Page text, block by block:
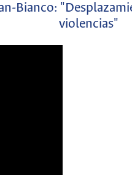
Bianco:
violencias"